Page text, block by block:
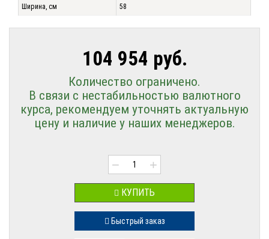
Ширина, см
58
104 954 руб.
Количество ограничено.
В связи с нестабильностью валютного
курса, рекомендуем уточнять актуальную
цену и наличие у наших менеджеров.
− +
КУПИТЬ
Быстрый заказ